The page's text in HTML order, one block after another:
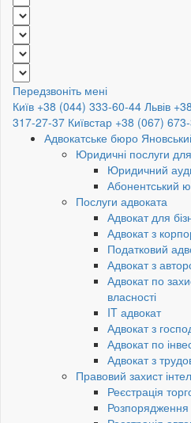
Передзвоніть мені
Київ +38 (044) 333-60-44 Львів
317-27-37 Київстар +38 (067)
Адвокатське бюро
Юридичні послуги
Юридичний
Абонентський
Послуги адвоката
Адвокат для
Адвокат з
Податковий
Адвокат з
Адвокат по
власності
IT адвокат
Адвокат з
Адвокат по
Адвокат з
Правовий захист
Реєстрація